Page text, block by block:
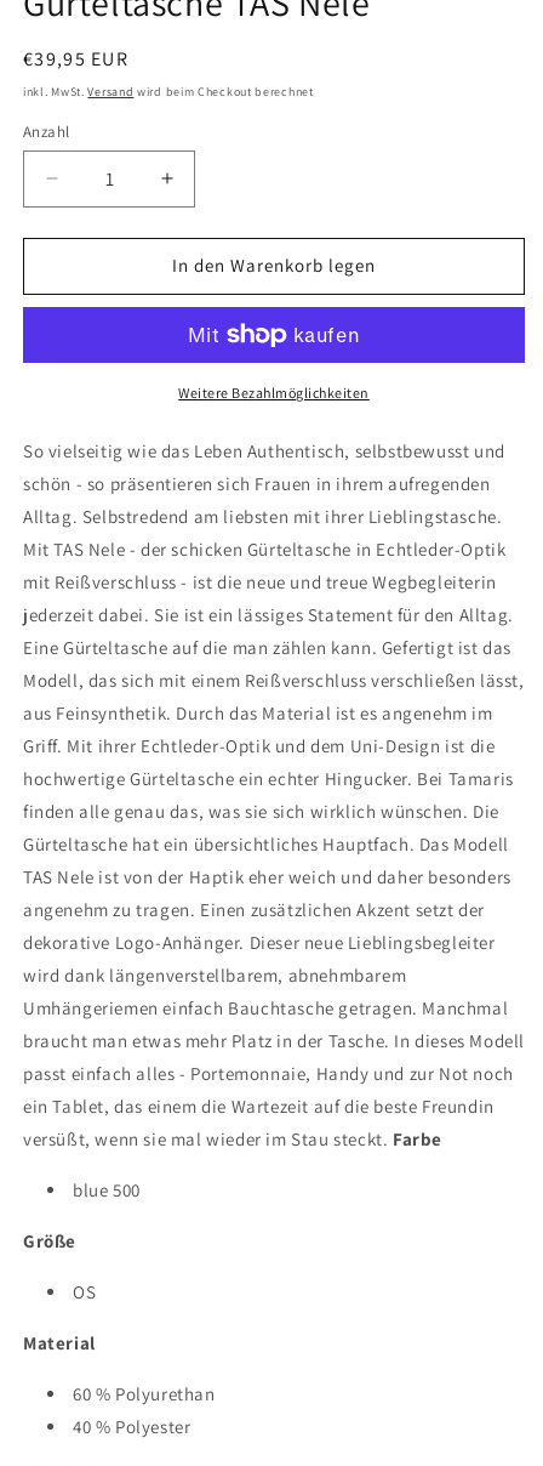
Normaler
Preis
€39,95 EUR
inkl. MwSt.Versand wird beim Checkout berechnet
Anzahl
Verringere
die
Menge
Gürteltasche
Erhöhe
die
Menge
für
Gürteltasche
Nele
In den Warenkorb legen
Weitere Bezahlmöglichkeiten
So vielseitig wie das Leben Authentisch, selbstbewusst und
schön - so präsentieren sich Frauen in ihrem aufregenden
Alltag. Selbstredend am liebsten mit ihrer Lieblingstasche.
Mit TAS Nele - der schicken Gürteltasche in Echtleder-Optik
mit Reißverschluss - ist die neue und treue Wegbegleiterin
jederzeit dabei. Sie ist ein lässiges Statement für den Alltag.
Eine Gürteltasche auf die man zählen kann. Gefertigt ist das
Modell, das sich mit einem Reißverschluss verschließen lässt,
aus Feinsynthetik. Durch das Material ist es angenehm im
Griff. Mit ihrer Echtleder-Optik und dem Uni-Design ist die
hochwertige Gürteltasche ein echter Hingucker. Bei Tamaris
finden alle genau das, was sie sich wirklich wünschen. Die
Gürteltasche hat ein übersichtliches Hauptfach. Das Modell
TAS Nele ist von der Haptik eher weich und daher besonders
angenehm zu tragen. Einen zusätzlichen Akzent setzt der
dekorative Logo-Anhänger. Dieser neue Lieblingsbegleiter
wird dank längenverstellbarem, abnehmbarem
Umhängeriemen einfach Bauchtasche getragen. Manchmal
braucht man etwas mehr Platz in der Tasche. In dieses Modell
passt einfach alles - Portemonnaie, Handy und zur Not noch
ein Tablet, das einem die Wartezeit auf die beste Freundin
versüßt, wenn sie mal wieder im Stau steckt. Farbe
blue 500
Größe
OS
Material
60 % Polyurethan
40 % Polyester